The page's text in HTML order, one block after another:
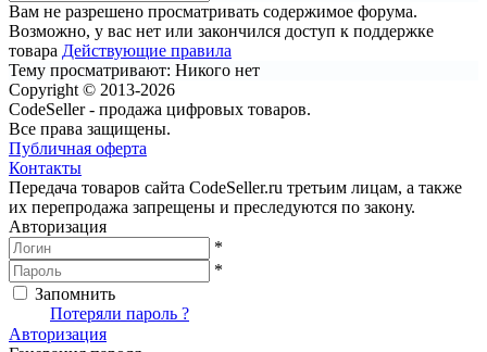
Вам не разрешено просматривать содержимое форума.
Возможно, у вас нет или закончился доступ к поддержке
товара Действующие правила
Тему просматривают: Никого нет
Copyright © 2013-2026
CodeSeller - продажа цифровых товаров.
Все права защищены.
Публичная оферта
Контакты
Передача товаров сайта CodeSeller.ru третьим лицам, а также
их перепродажа запрещены и преследуются по закону.
Авторизация
*
*
Запомнить
Потеряли пароль ?
Авторизация